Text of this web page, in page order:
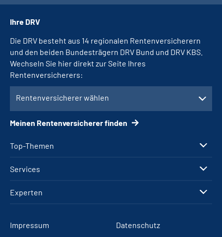
Top-Themen
Services
Experten
Ihre DRV
Die DRV besteht aus 14 regionalen Rentenversicherern
und den beiden Bundesträgern DRV Bund und DRV KBS.
Wechseln Sie hier direkt zur Seite Ihres
Rentenversicherers:
Rentenversicherer wählen
Meinen Rentenversicherer finden
Impressum
Datenschutz